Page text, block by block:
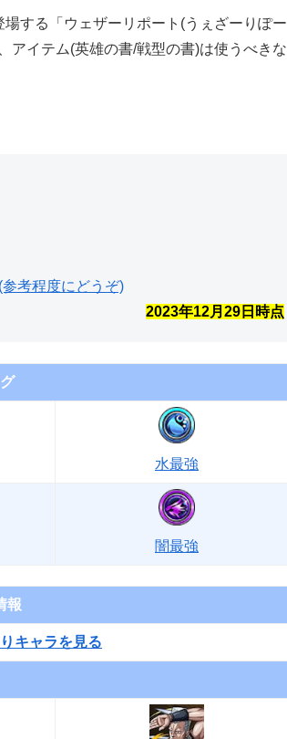
する「ウェザーリポート(うぇざーりぽー
アイテム(英雄の書/戦型の書)は使うべきな
考程度にどうぞ)
2023年12月29 日時点
水最強
闇最強
報
キャラを見る